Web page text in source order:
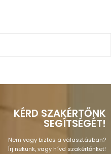
KÉRD SZAKÉRTŐNK
SEGÍTSÉGÉT!
Nem vagy biztos a választásban?
Írj nekünk, vagy hívd szakértőnket!